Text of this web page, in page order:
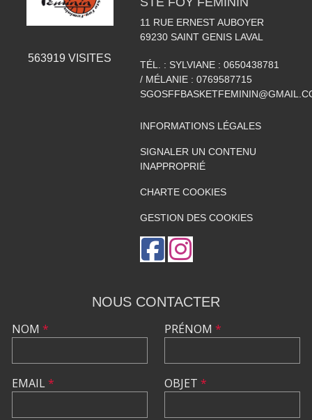
563919 VISITES
11 RUE ERNEST AUBOYER
69230 SAINT GENIS LAVAL
TÉL. : SYLVIANE : 0650438781
/ MÉLANIE : 0769587715
INFORMATIONS LÉGALES
SIGNALER UN CONTENU
INAPPROPRIÉ
CHARTE COOKIES
GESTION DES COOKIES
NOUS CONTACTER
NOM *
EMAIL*
PRÉNOM *
OBJET *